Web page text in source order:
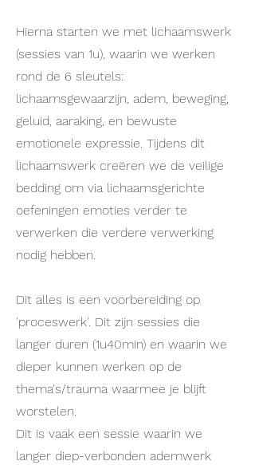
Hierna starten we met lichaamswerk
(sessies van 1u), waarin we werken
rond de 6 sleutels:
lichaamsgewaarzijn, adem, beweging,
geluid, aaraking, en bewuste
emotionele expressie. Tijdens dit
lichaamswerk creëren we de veilige
bedding om via lichaamsgerichte
oefeningen emoties verder te
verwerken die verdere verwerking
nodig hebben.
Dit alles is een voorbereiding op
'proceswerk'. Dit zijn sessies die
langer duren (1u40min) en waarin we
dieper kunnen werken op de
thema's/trauma waarmee je blijft
worstelen.
Dit is vaak een sessie waarin we
langer diep-verbonden ademwerk